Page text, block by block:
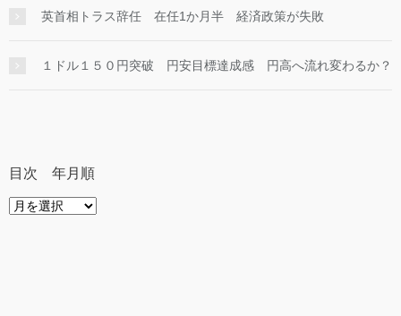
英首相トラス辞任 在任1か月半 経済政策が失敗
１ドル１５０円突破 円安目標達成感 円高へ流れ変わるか？
目次 年月順
目